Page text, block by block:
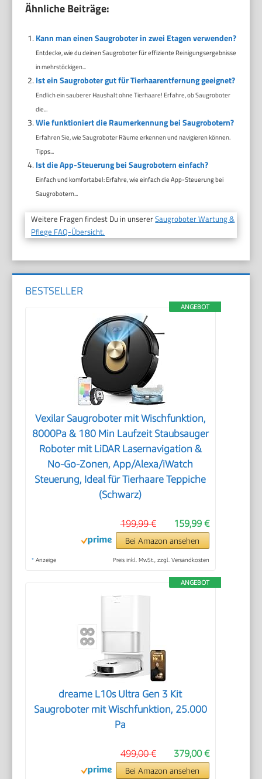
Ähnliche Beiträge:
Kann man einen Saugroboter in zwei Etagen verwenden?
Entdecke, wie du deinen Saugroboter für effiziente Reinigungsergebnisse
in mehrstöckigen...
Ist ein Saugroboter gut für Tierhaarentfernung geeignet?
Endlich ein sauberer Haushalt ohne Tierhaare! Erfahre, ob Saugroboter
die...
Wie funktioniert die Raumerkennung bei Saugrobotern?
Erfahren Sie, wie Saugroboter Räume erkennen und navigieren können.
Tipps...
Ist die App-Steuerung bei Saugrobotern einfach?
Einfach und komfortabel: Erfahre, wie einfach die App-Steuerung bei
Saugrobotern...
Weitere Fragen findest Du in unsererSaugroboter Wartung &
Pflege FAQ-Übersicht.
BESTSELLER
ANGEBOT
Vexilar Saugroboter mit Wischfunktion,
8000Pa & 180 Min Laufzeit Staubsauger
Roboter mit LiDAR Lasernavigation &
No-Go-Zonen, App/Alexa/iWatch
Steuerung, Ideal für Tierhaare Teppiche
(Schwarz)
159,99 €
199,99 €
Bei Amazon ansehen
* Anzeige Preis inkl. MwSt., zzgl. Versandkosten
ANGEBOT
dreame L10s Ultra Gen 3 Kit
Saugroboter mit Wischfunktion, 25.000
Pa
379,00 €
499,00 €
Bei Amazon ansehen